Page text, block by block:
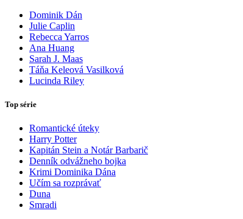
Dominik Dán
Julie Caplin
Rebecca Yarros
Ana Huang
Sarah J. Maas
Táňa Keleová Vasilková
Lucinda Riley
Top série
Romantické úteky
Harry Potter
Kapitán Stein a Notár Barbarič
Denník odvážneho bojka
Krimi Dominika Dána
Učím sa rozprávať
Duna
Smradi